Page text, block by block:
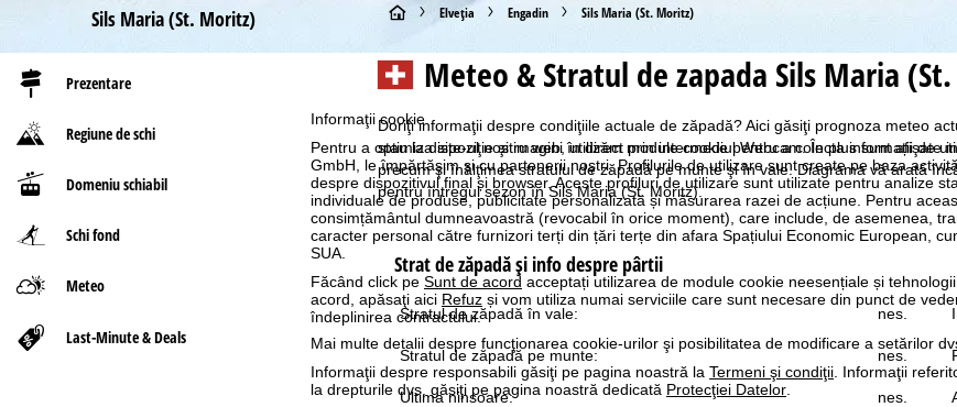
Informaţii cookie
Pentru a optimiza site-ul nostru web, utilizăm module cookie pentru a colecta informații de
GmbH, le împărtășim și cu partenerii noștri. Profilurile de utilizare sunt create pe baza
despre dispozitivul final și browser. Aceste profiluri de utilizare sunt utilizate pentru analize
individuale de produse, publicitate personalizată și măsurarea razei de acțiune. Pentru
consimțământul dumneavoastră (revocabil în orice moment), care include, de asemenea,
caracter personal către furnizori terți din țări terțe din afara Spațiului Economic European,
SUA.
Făcând click pe Sunt de acord acceptați utilizarea de module cookie neesențiale și
acord, apăsaţi aici Refuz și vom utiliza numai serviciile care sunt necesare din punct de
îndeplinirea contractului.
Mai multe detalii despre funcţionarea cookie-urilor şi posibilitatea de modificare a setărilor
Informaţii despre responsabili găsiţi pe pagina noastră la Termeni şi condiţii . Informaţii
la drepturile dvs. găsiţi pe pagina noastră dedicată Protecţiei Datelor
Sils Maria (St. Moritz)
Prezentare
Regiune de schi
Domeniu schiabil
Schi fond
Meteo
Last-Minute & Deals
A
c
s
ă
Elveţia Engadin Sils Maria (St. Moritz)
Meteo & Stratul de zapada Sils Maria
Doriţi informaţii despre condiţiile actuale de zăpadă? Aici găsiţi prognoza meteo
stau la dispoziţie şi imagini în direct prin intermediul Webcam. În plus sunt afişate
precum şi înălţimea stratului de zăpadă pe munte şi în vale. Diagrama vă arată
pentru întregul sezon în Sils Maria (St. Moritz).
Strat de zăpadă şi info despre pârtii
Stratul de zăpadă în vale: nes.
Stratul de zăpadă pe munte: nes.
Ultima ninsoare: nes.